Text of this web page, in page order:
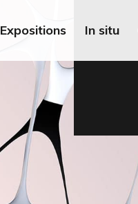
Expositions In situ